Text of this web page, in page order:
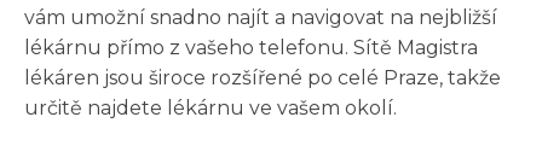
vám umožní snadno najít a navigovat na nejbližší
lékárnu přímo z vašeho telefonu. Sítě Magistra
lékáren jsou široce rozšířené po celé Praze, takže
určitě najdete lékárnu ve vašem okolí.